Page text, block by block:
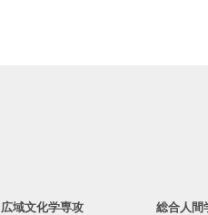
広域文化学専攻 総合人間